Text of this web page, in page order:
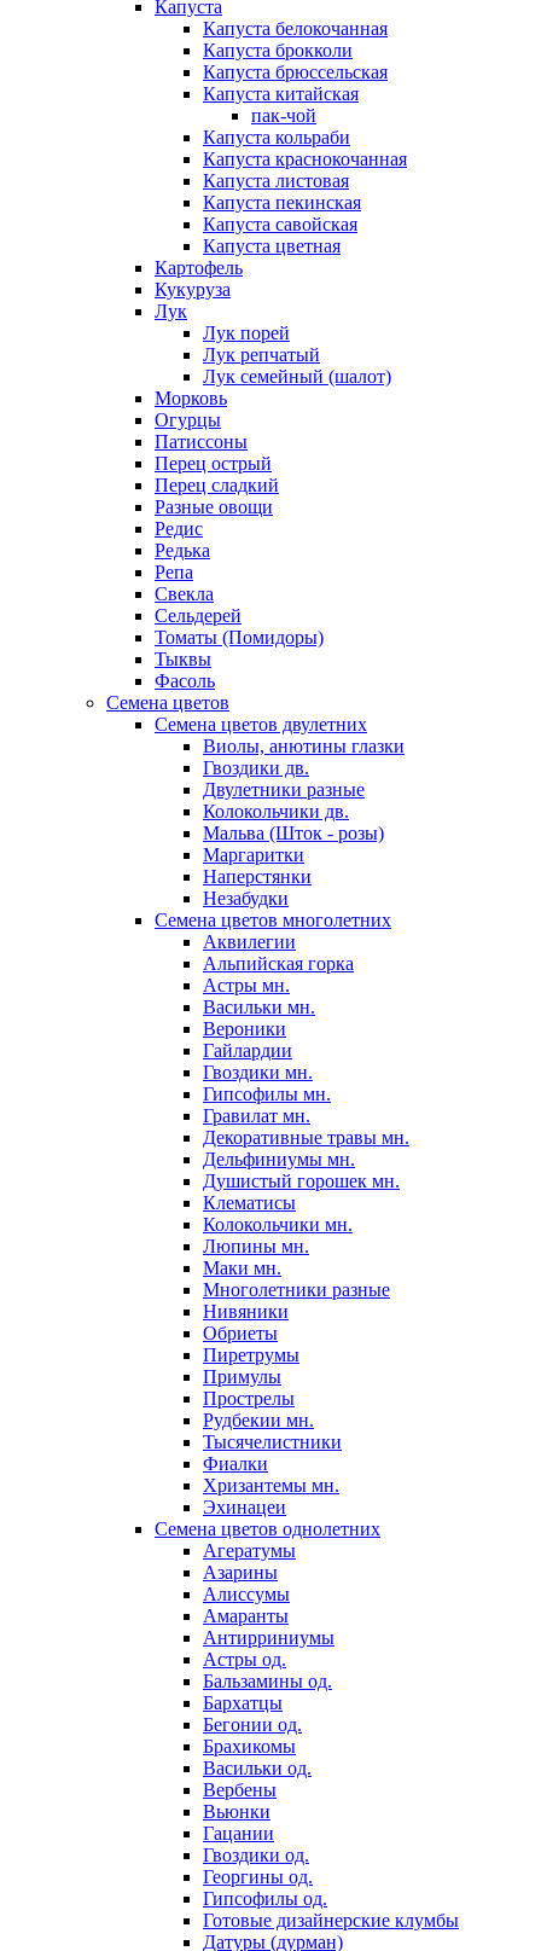
Капуста
Капуста белокочанная
Капуста брокколи
Капуста брюссельская
Капуста китайская
пак-чой
Капуста кольраби
Капуста краснокочанная
Капуста листовая
Капуста пекинская
Капуста савойская
Капуста цветная
Картофель
Кукуруза
Лук
Лук порей
Лук репчатый
Лук семейный (шалот)
Морковь
Огурцы
Патиссоны
Перец острый
Перец сладкий
Разные овощи
Редис
Редька
Репа
Свекла
Сельдерей
Томаты (Помидоры)
Тыквы
Фасоль
Семена цветов
Семена цветов двулетних
Виолы, анютины глазки
Гвоздики дв.
Двулетники разные
Колокольчики дв.
Мальва (Шток - розы)
Маргаритки
Наперстянки
Незабудки
Семена цветов многолетних
Аквилегии
Альпийская горка
Астры мн.
Васильки мн.
Вероники
Гайлардии
Гвоздики мн.
Гипсофилы мн.
Гравилат мн.
Декоративные травы мн.
Дельфиниумы мн.
Душистый горошек мн.
Клематисы
Колокольчики мн.
Люпины мн.
Маки мн.
Многолетники разные
Нивяники
Обриеты
Пиретрумы
Примулы
Прострелы
Рудбекии мн.
Тысячелистники
Фиалки
Хризантемы мн.
Эхинацеи
Семена цветов однолетних
Агератумы
Азарины
Алиссумы
Амаранты
Антирриниумы
Астры од.
Бальзамины од.
Бархатцы
Бегонии од.
Брахикомы
Васильки од.
Вербены
Вьюнки
Гацании
Гвоздики од.
Георгины од.
Гипсофилы од.
Готовые дизайнерские клумбы
Датуры (дурман)